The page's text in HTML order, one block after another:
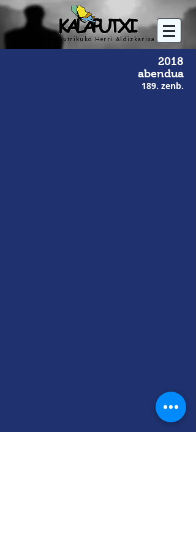
Mutrikuko Herri Aldizkarixa
2018
abendua
189. zenb.